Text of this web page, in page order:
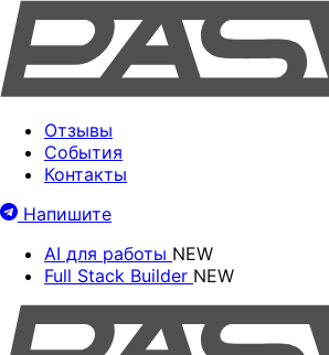
Отзывы
События
Контакты
Напишите
AI для работы NEW
Full Stack Builder NEW